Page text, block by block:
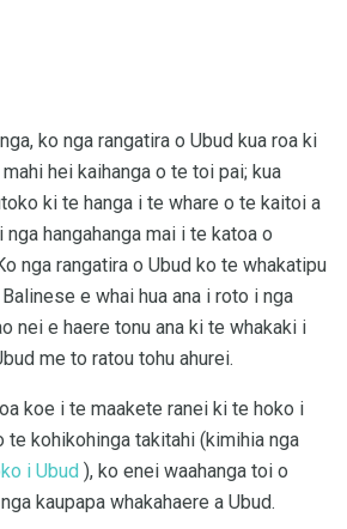
ko nga rangatira o Ubud kua roa ki
hei kaihanga o te toi pai; kua
ki te hanga i te whare o te kaitoi a
nga hangahanga mai i te katoa o
nga rangatira o Ubud ko te whakatipu
e whai hua ana i roto i nga
nei e haere tonu ana ki te whakaki i
me to ratou tohu ahurei.
koe i te maakete ranei ki te hoko i
te kohikohinga takitahi (kimihia nga
i Ubud ), ko enei waahanga toi o
kaupapa whakahaere a Ubud.